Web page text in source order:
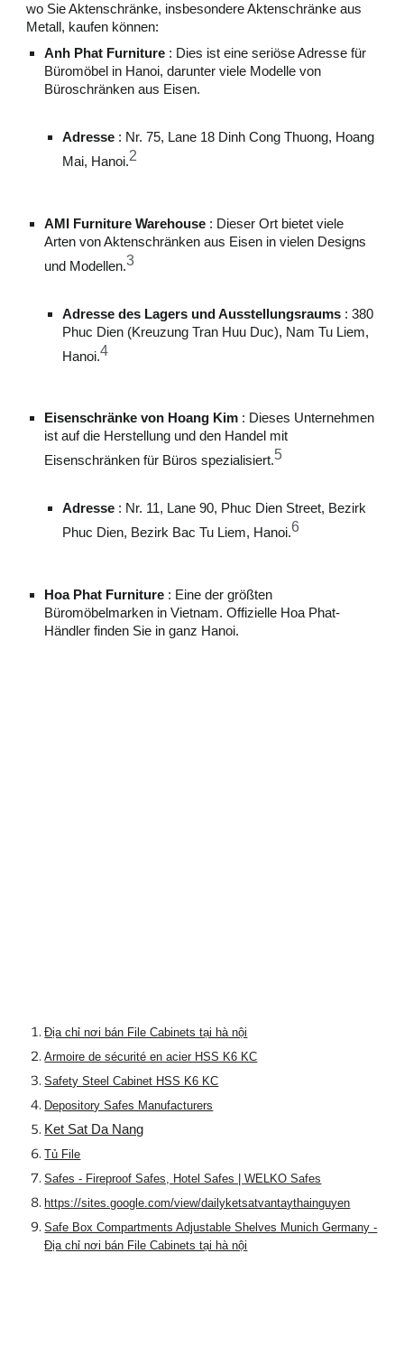
wo Sie Aktenschränke, insbesondere Aktenschränke aus
Metall, kaufen können:
Anh Phat Furniture : Dies ist eine seriöse Adresse für
Büromöbel in Hanoi, darunter viele Modelle von
Büroschränken aus Eisen.
Adresse : Nr. 75, Lane 18 Dinh Cong Thuong, Hoang
Mai, Hanoi.2
AMI Furniture Warehouse : Dieser Ort bietet viele
Arten von Aktenschränken aus Eisen in vielen Designs
und Modellen.3
Adresse des Lagers und Ausstellungsraums : 380
Phuc Dien (Kreuzung Tran Huu Duc), Nam Tu Liem,
Hanoi.4
Eisenschränke von Hoang Kim : Dieses Unternehmen
ist auf die Herstellung und den Handel mit
Eisenschränken für Büros spezialisiert.5
Adresse : Nr. 11, Lane 90, Phuc Dien Street, Bezirk
Phuc Dien, Bezirk Bac Tu Liem, Hanoi.6
Hoa Phat Furniture : Eine der größten
Büromöbelmarken in Vietnam. Offizielle Hoa Phat-
Händler finden Sie in ganz Hanoi.
Địa chỉ nơi bán File Cabinets tại hà nội
Armoire de sécurité en acier HSS K6 KC
Safety Steel Cabinet HSS K6 KC
Depository Safes Manufacturers
Ket Sat Da Nang
Tủ File
Safes - Fireproof Safes, Hotel Safes | WELKO Safes
https://sites.google.com/view/dailyketsatvantaythainguyen
Safe Box Compartments Adjustable Shelves Munich Germany -
Địa chỉ nơi bán File Cabinets tại hà nội